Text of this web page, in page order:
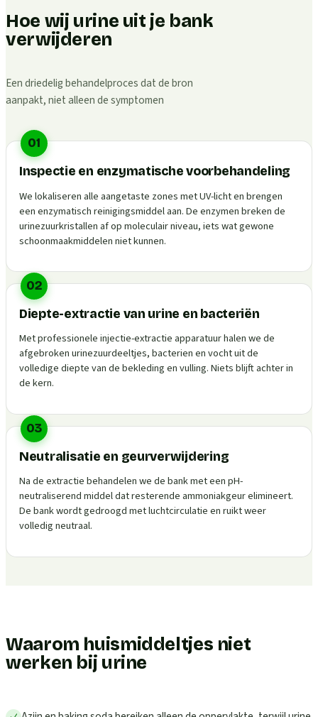
Hoe wij urine uit je bank
verwijderen
Een driedelig behandelproces dat de bron
aanpakt, niet alleen de symptomen
01
Inspectie en enzymatische voorbehandeling
We lokaliseren alle aangetaste zones met UV-licht en brengen
een enzymatisch reinigingsmiddel aan. De enzymen breken de
urinezuurkristallen af op moleculair niveau, iets wat gewone
schoonmaakmiddelen niet kunnen.
02
Diepte-extractie van urine en bacteriën
Met professionele injectie-extractie apparatuur halen we de
afgebroken urinezuurdeeltjes, bacterien en vocht uit de
volledige diepte van de bekleding en vulling. Niets blijft achter in
de kern.
03
Neutralisatie en geurverwijdering
Na de extractie behandelen we de bank met een pH-
neutraliserend middel dat resterende ammoniakgeur elimineert.
De bank wordt gedroogd met luchtcirculatie en ruikt weer
volledig neutraal.
Waarom huismiddeltjes niet
werken bij urine